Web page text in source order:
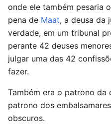
onde ele também pesaria
pena de Maat, a deusa da
verdade, em um tribunal
perante 42 deuses
julgar uma das 42
fazer.
Também era o patrono da
patrono dos
obscuros.